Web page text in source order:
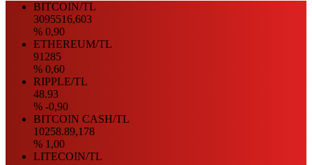
BITCOIN/TL
3095516,603
% 0,90
ETHEREUM/TL
91285
% 0,60
RIPPLE/TL
48.93
% -0,90
BITCOIN CASH/TL
10258.89,178
% 1,00
LITECOIN/TL